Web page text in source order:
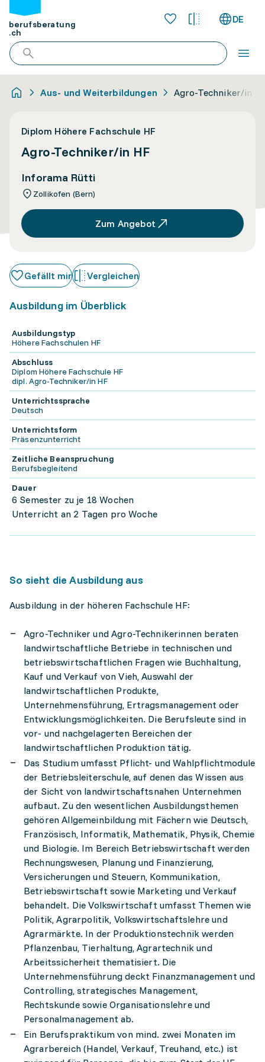
berufsberatung
.ch
DE
Aus- und Weiterbildungen Agro-Techniker/in
Diplom Höhere Fachschule HF
Agro-Techniker/in HF
Inforama Rütti
Zollikofen (Bern)
Zum Angebot
Gefällt mir Vergleichen
Ausbildung im Überblick
Ausbildungstyp
Höhere Fachschulen HF
Abschluss
Diplom Höhere Fachschule HF
dipl. Agro-Techniker/in HF
Unterrichtssprache
Deutsch
Unterrichtsform
Präsenzunterricht
Zeitliche Beanspruchung
Berufsbegleitend
Dauer
6 Semester zu je 18 Wochen
Unterricht an 2 Tagen pro Woche
So sieht die Ausbildung aus
Ausbildung in der höheren Fachschule HF:
Agro-Techniker und Agro-Technikerinnen beraten
landwirtschaftliche Betriebe in technischen und
betriebswirtschaftlichen Fragen wie Buchhaltung,
Kauf und Verkauf von Vieh, Auswahl der
landwirtschaftlichen Produkte,
Unternehmensführung, Ertragsmanagement oder
Entwicklungsmöglichkeiten. Die Berufsleute sind in
vor- und nachgelagerten Bereichen der
landwirtschaftlichen Produktion tätig.
Das Studium umfasst Pflicht- und Wahlpflichtmodule
der Betriebsleiterschule, auf denen das Wissen aus
der Sicht von landwirtschaftsnahen Unternehmen
aufbaut. Zu den wesentlichen Ausbildungsthemen
gehören Allgemeinbildung mit Fächern wie Deutsch,
Französisch, Informatik, Mathematik, Physik, Chemie
und Biologie. Im Bereich Betriebswirtschaft werden
Rechnungswesen, Planung und Finanzierung,
Versicherungen und Steuern, Kommunikation,
Betriebswirtschaft sowie Marketing und Verkauf
behandelt. Die Volkswirtschaft umfasst Themen wie
Politik, Agrarpolitik, Volkswirtschaftslehre und
Agrarmärkte. In der Produktionstechnik werden
Pflanzenbau, Tierhaltung, Agrartechnik und
Arbeitssicherheit thematisiert. Die
Unternehmensführung deckt Finanzmanagement und
Controlling, strategisches Management,
Rechtskunde sowie Organisationslehre und
Personalmanagement ab.
Ein Berufspraktikum von mind. zwei Monaten im
Agrarbereich (Handel, Verkauf, Treuhand, etc.) ist